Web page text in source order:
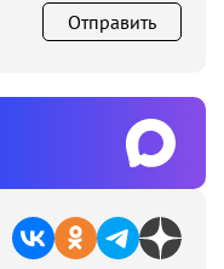
Отправить